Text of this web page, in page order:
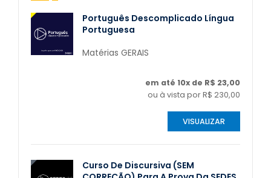
Português Descomplicado Língua
Portuguesa
Matérias GERAIS
em até 10x de R$ 23,00
ou à vista por R$ 230,00
VISUALIZAR
Curso De Discursiva (SEM